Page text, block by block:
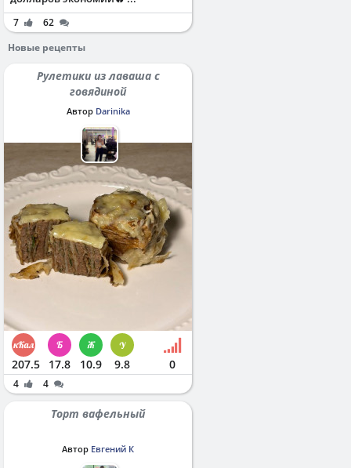
7
62
Новые рецепты
Рулетики из лаваша с
говядиной
Автор Darinika
207.5 17.8 10.9 9.8 0
4 4
Торт вафельный
Автор Евгений К